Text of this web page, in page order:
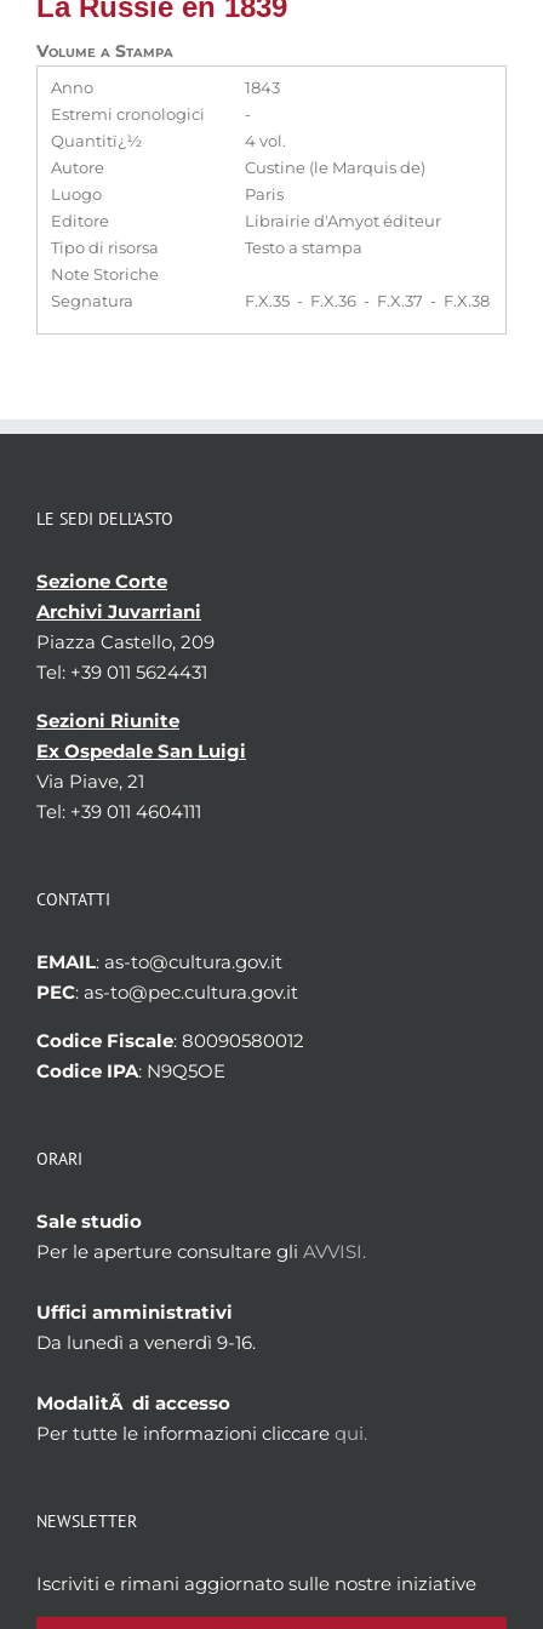
La Russie en 1839
Volume a Stampa
Anno
1843
Estremi cronologici
-
Quantitï¿½
4 vol.
Autore
Custine (le Marquis de)
Luogo
Paris
Editore
Librairie d'Amyot éditeur
Tipo di risorsa
Testo a stampa
Note Storiche
Segnatura
F.X.35 - F.X.36 - F.X.37 - F.X.38
LE SEDI DELL’ASTO
Sezione Corte
Archivi Juvarriani
Piazza Castello, 209
Tel: +39 011 5624431
Sezioni Riunite
Ex Ospedale San Luigi
Via Piave, 21
Tel: +39 011 4604111
CONTATTI
EMAIL: as-to@cultura.gov.it
PEC: as-to@pec.cultura.gov.it
Codice Fiscale: 80090580012
Codice IPA: N9Q5OE
ORARI
Sale studio
Per le aperture consultare gli AVVISI.
Uffici amministrativi
Da lunedì a venerdì 9-16.
ModalitÃ di accesso
Per tutte le informazioni cliccare qui.
NEWSLETTER
Iscriviti e rimani aggiornato sulle nostre iniziative